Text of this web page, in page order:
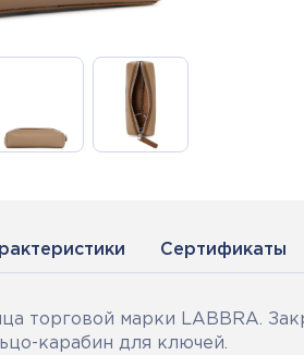
Сертификаты
торговой марки LABBRA.
карабин для ключей.